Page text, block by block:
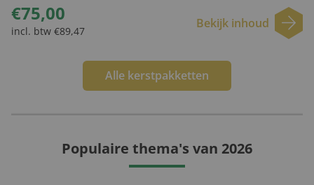
€75,00
incl. btw €89,47
Bekijk inhoud
Alle kerstpakketten
Populaire thema's van 2026